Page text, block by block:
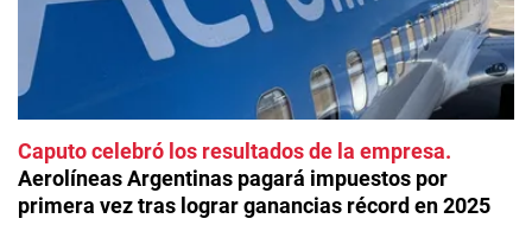
Caputo celebró los resultados de la empresa
Aerolíneas Argentinas pagará impuestos por
primera vez tras lograr ganancias récord en 2025